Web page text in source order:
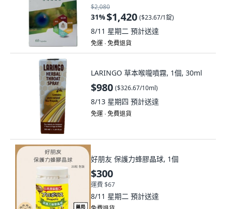
$2,080
31%$1,420 ($23.67/1錠)
8/11 星期二 預計送達
免運 ∙ 免費退貨
LARINGO 草本喉嚨噴霧, 1個, 30ml
$980 ($326.67/10ml)
8/13 星期四 預計送達
免運 ∙ 免費退貨
好朋友 保護力蜂膠晶球, 1個
$300
運費 $67
8/11 星期二 預計送達